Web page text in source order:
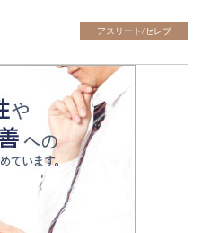
アスリート/セレブ